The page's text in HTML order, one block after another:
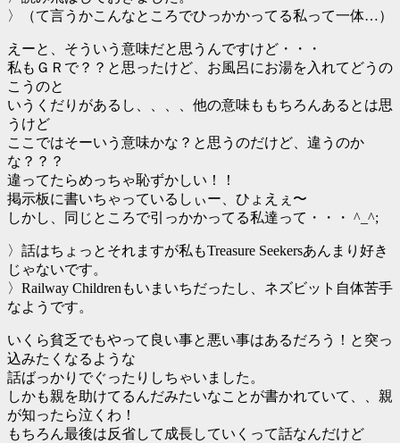
〉（て言うかこんなところでひっかかってる私って一体…）
えーと、そういう意味だと思うんですけど・・・
私もＧＲで？？と思ったけど、お風呂にお湯を入れてどうの
こうのと
いうくだりがあるし、、、、他の意味ももちろんあるとは思
うけど
ここではそーいう意味かな？と思うのだけど、違うのか
な？？？
違ってたらめっちゃ恥ずかしい！！
掲示板に書いちゃっているしぃー、ひょえぇ〜
しかし、同じところで引っかかってる私達って・・・ ^_^;
〉話はちょっとそれますが私もTreasure Seekersあんまり好き
じゃないです。
〉Railway Childrenもいまいちだったし、ネズビット自体苦手
なようです。
いくら貧乏でもやって良い事と悪い事はあるだろう！と突っ
込みたくなるような
話ばっかりでぐったりしちゃいました。
しかも親を助けてるんだみたいなことが書かれていて、、親
が知ったら泣くわ！
もちろん最後は反省して成長していくって話なんだけど